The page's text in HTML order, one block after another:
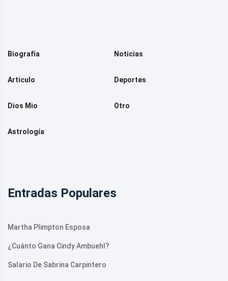
Biografía Noticias
Artículo Deportes
Dios Mio Otro
Astrología
Entradas Populares
Martha Plimpton Esposa
¿Cuánto Gana Cindy Ambuehl?
Salario De Sabrina Carpintero